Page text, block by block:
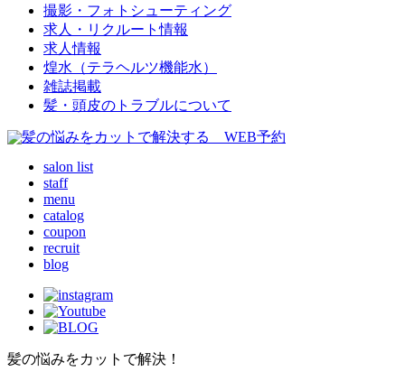
撮影・フォトシューティング
求人・リクルート情報
求人情報
煌水（テラヘルツ機能水）
雑誌掲載
髪・頭皮のトラブルについて
salon list
staff
menu
catalog
coupon
recruit
blog
髪の悩みをカットで解決！